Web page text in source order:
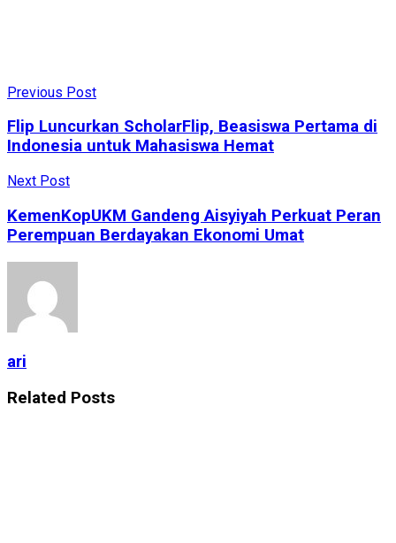
Previous Post
Flip Luncurkan ScholarFlip, Beasiswa Pertama di
Indonesia untuk Mahasiswa Hemat
Next Post
KemenKopUKM Gandeng Aisyiyah Perkuat Peran
Perempuan Berdayakan Ekonomi Umat
ari
Related Posts